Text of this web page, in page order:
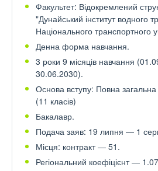
Факультет: Відокремлений
"Дунайський інститут водного
Національного транспортного
Денна форма навчання.
3 роки 9 місяців навчання
30.06.2030).
Основа вступу: Повна загальна
(11 класів)
Бакалавр.
Подача заяв: 19 липня — 1
Місця: контракт — 51.
Регіональний коефіцієнт —